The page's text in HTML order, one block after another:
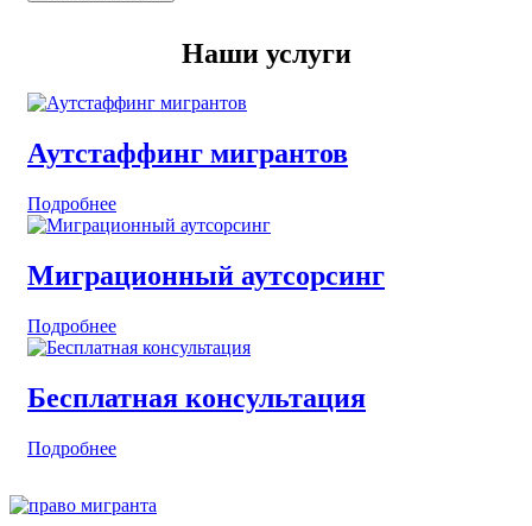
Наши услуги
Аутстаффинг мигрантов
Подробнее
Миграционный аутсорсинг
Подробнее
Бесплатная консультация
Подробнее